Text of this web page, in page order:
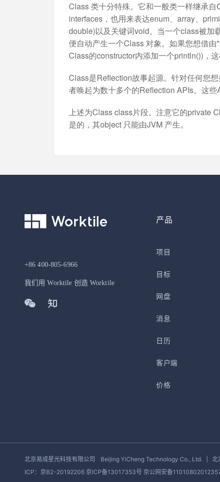
Class 类十分特殊。它和一般类一样继承
interfaces，也用来表达enum、array、
double)以及关键词void。当一个class被加
便自动产生一个Class 对象。如果您想借
Class的constructor内添加一个println())，
Class是Reflection故事起源。针对任何您
者唤起为数十多个的Reflection APIs。这
上述为Class class片段。注意它的private
是的，其object 只能由JVM 产生。
+86 400-805-6966
我们用 Worktile 创造 Worktile
产品
项目
目标
网盘
消息
日历
客户端
价格
北京易成星光科技有限公司 Beijing YiCheng Technology Co., Ltd.
北
ICP：京B2-20192206 京ICP备13017353号 京公网安备